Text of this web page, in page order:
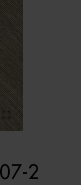
2